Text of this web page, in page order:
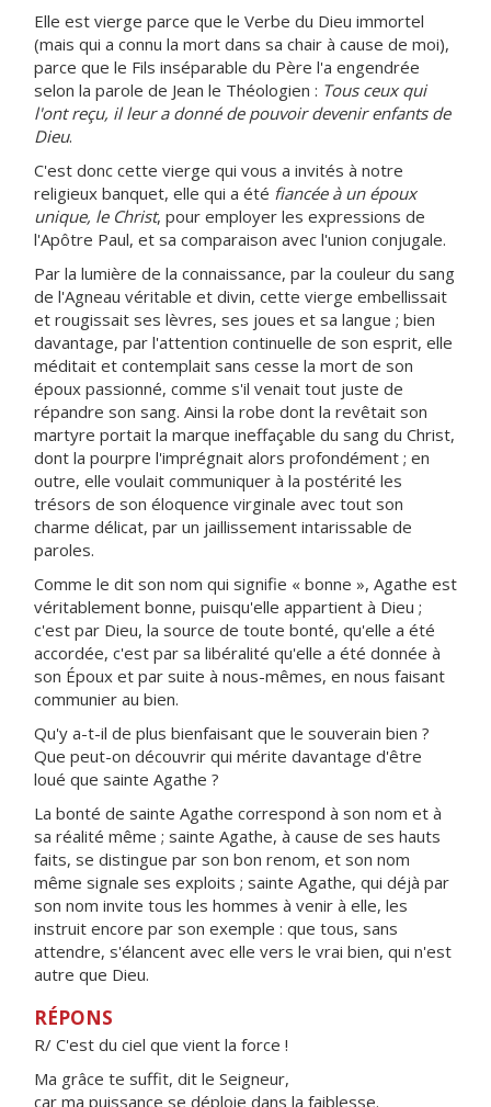
Elle est vierge parce que le Verbe du Dieu immortel
(mais qui a connu la mort dans sa chair à cause de moi),
parce que le Fils inséparable du Père l'a engendrée
selon la parole de Jean le Théologien : Tous ceux qui
l'ont reçu, il leur a donné de pouvoir devenir enfants de
Dieu.
C'est donc cette vierge qui vous a invités à notre
religieux banquet, elle qui a été fiancée à un époux
unique, le Christ, pour employer les expressions de
l'Apôtre Paul, et sa comparaison avec l'union conjugale.
Par la lumière de la connaissance, par la couleur du sang
de l'Agneau véritable et divin, cette vierge embellissait
et rougissait ses lèvres, ses joues et sa langue ; bien
davantage, par l'attention continuelle de son esprit, elle
méditait et contemplait sans cesse la mort de son
époux passionné, comme s'il venait tout juste de
répandre son sang. Ainsi la robe dont la revêtait son
martyre portait la marque ineffaçable du sang du Christ,
dont la pourpre l'imprégnait alors profondément ; en
outre, elle voulait communiquer à la postérité les
trésors de son éloquence virginale avec tout son
charme délicat, par un jaillissement intarissable de
paroles.
Comme le dit son nom qui signifie « bonne », Agathe est
véritablement bonne, puisqu'elle appartient à Dieu ;
c'est par Dieu, la source de toute bonté, qu'elle a été
accordée, c'est par sa libéralité qu'elle a été donnée à
son Époux et par suite à nous-mêmes, en nous faisant
communier au bien.
Qu'y a-t-il de plus bienfaisant que le souverain bien ?
Que peut-on découvrir qui mérite davantage d'être
loué que sainte Agathe ?
La bonté de sainte Agathe correspond à son nom et à
sa réalité même ; sainte Agathe, à cause de ses hauts
faits, se distingue par son bon renom, et son nom
même signale ses exploits ; sainte Agathe, qui déjà par
son nom invite tous les hommes à venir à elle, les
instruit encore par son exemple : que tous, sans
attendre, s'élancent avec elle vers le vrai bien, qui n'est
autre que Dieu.
RÉPONS
R/ C'est du ciel que vient la force !
Ma grâce te suffit, dit le Seigneur,
car ma puissance se déploie dans la faiblesse.